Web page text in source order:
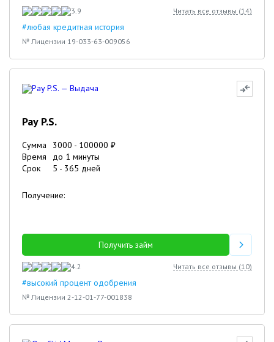
3.9 Читать все отзывы (14)
#любая кредитная история
№ Лицензии 19-033-63-009056
Pay P.S.
Сумма 3000 - 100000 ₽
Время
до 1 минуты
Срок
5 - 365 дней
Получение:
Получить займ
4.2 Читать все отзывы (10)
#высокий процент одобрения
№ Лицензии 2-12-01-77-001838